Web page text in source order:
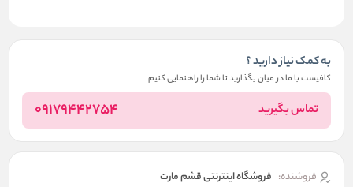
به کمک نیاز دارید ؟
کافیست با ما در میان بگذارید تا شما را راهنمایی کنیم
تماس بگیرید 09179442754
فروشنده: فروشگاه اینترنتی قشم مارت